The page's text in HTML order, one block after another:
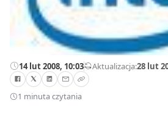
14 lut 2008, 10:03—Aktualizacja:28 lut
1 minuta czytania